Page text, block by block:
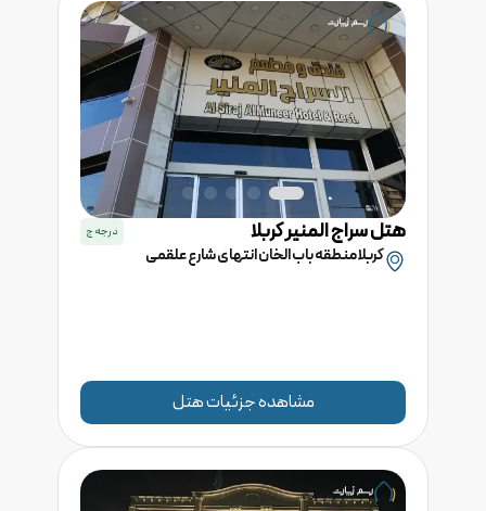
هتلسراج المنیرکربلا درجهج
کربلا منطقه باب الخان انتهای شارع علقمی
مشاهده جزئیات هتل